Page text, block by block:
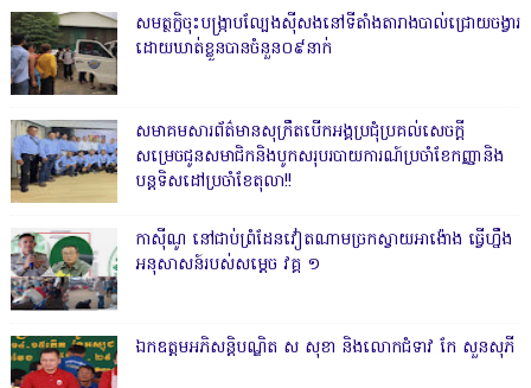
សមត្ថកិ្ចចុះបង្ក្រាបល្បែងស៊ីសងនៅទីតាំងតារាងបាល់ជ្រោយចង្វារ
ដោយឃាត់ខ្លួនបានចំនួន០៩នាក់
សមាគមសារព័ត៌មានសុក្រឹតបើកអង្គប្រជុំប្រគល់សេចក្តី
សម្រេចជូនសមាជិកនិងបូកសរុបរបាយការណ៍ប្រចាំខែកញ្ញានិង
បន្តទិសដៅប្រចាំខែតុលា!!
កាសុីណូ នៅជាប់ព្រំដែនវៀតណាមច្រកស្វាយអាង៉ោង ធ្វើហ្នឹង
អនុសាសន៍របស់សម្ដេច វគ្គ ១
ឯកឧត្តមអភិសន្តិបណ្ឌិត ស សុខា និងលោកជំទាវ កែ សួនសុភី